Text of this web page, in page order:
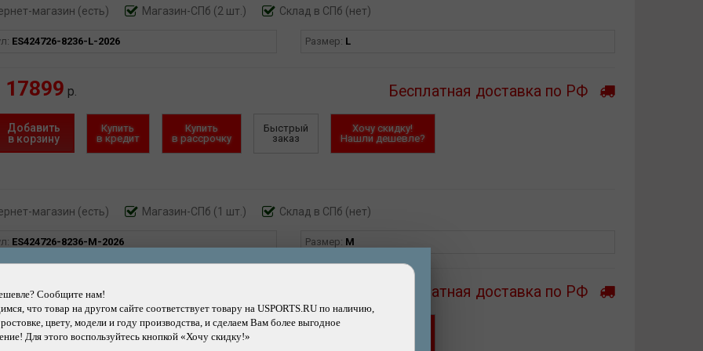
магазин (есть) Магазин-СПб (2 шт.) Склад в СПб (нет)
ES424726-8236-L-2026 Размер: L
Бесплатная доставка по РФ
17899 р.
Сообщите нам!
что товар на другом сайте соответствует товару на USPORTS.RU по наличию,
цвету, модели и году производства, и сделаем Вам более выгодное
Для этого воспользуйтесь кнопкой «Хочу скидку!»
Добавить
в корзину
Купить
в кредит
Купить
в рассрочку
Быстрый
заказ
Хочу скидку!
Нашли дешевле?
магазин (есть) Магазин-СПб (1 шт.) Склад в СПб (нет)
ES424726-8236-M-2026 Размер: M
Бесплатная доставка по РФ
17899р.
Добавить
в корзину
Купить
в кредит
Купить
в рассрочку
Быстрый